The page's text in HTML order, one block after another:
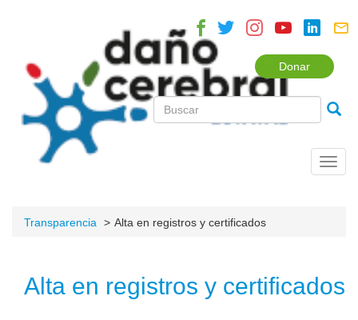
Donar
Transparencia Alta en registros y certificados
Alta en registros y certificados